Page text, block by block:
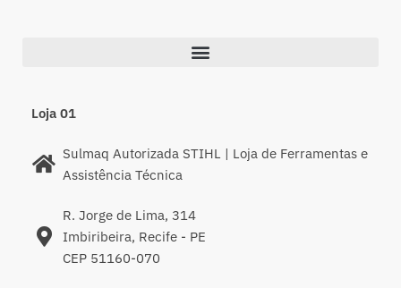
Loja 01
Sulmaq Autorizada STIHL | Loja de Ferramentas e
Assistência Técnica
R. Jorge de Lima, 314
Imbiribeira, Recife - PE
CEP 51160-070